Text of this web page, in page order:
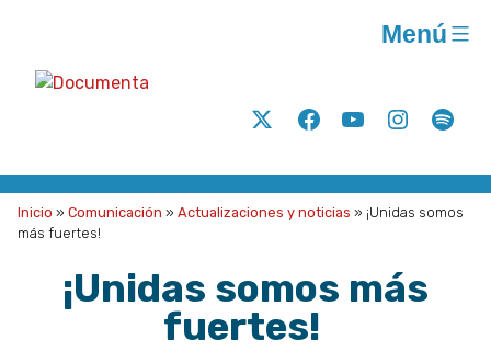
acción
para
la
social
Twitter FacebookYoutubeInstagram
Menú
Inicio » Comunicación » Actualizaciones y noticias » ¡Unidas somos
más fuertes!
¡Unidas somos más
fuertes!